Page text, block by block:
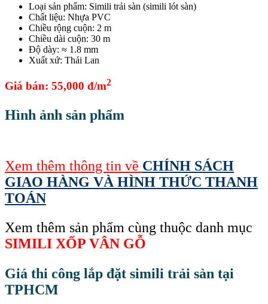
Loại sản phẩm: Simili trải sàn (simili lót sàn)
Chất liệu: Nhựa PVC
Chiều rộng cuộn: 2 m
Chiều dài cuộn: 30 m
Độ dày: ≈ 1.8 mm
Xuất xứ: Thái Lan
Giá bán: 55,000 đ/m2
Hình ảnh sản phẩm
Xem thêm thông tin về CHÍNH SÁCH
GIAO HÀNG VÀ HÌNH THỨC THANH
TOÁN
Xem thêm sản phẩm cùng thuộc danh mục
SIMILI XỐP VÂN GỖ
Giá thi công lắp đặt simili trải sàn tại
TPHCM